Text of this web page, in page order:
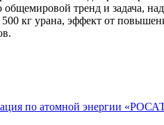
общемировой тренд и задача,
кг урана, эффект от
по атомной энергии